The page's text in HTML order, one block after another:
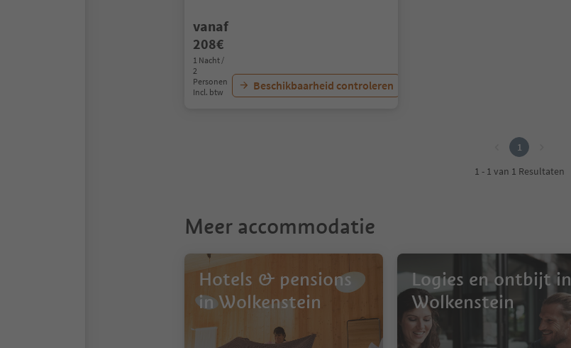
vanaf
208€
1 Nacht /
2
Personen
Incl. btw
Beschikbaarheid controleren
1
1 - 1 van 1 Resultaten
Meer accommodatie
Hotels & pensions
in Wolkenstein
Logies en ontbijt in
Wolkenstein